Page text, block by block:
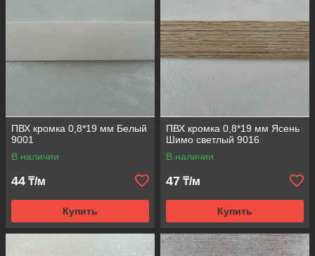
ПВХ кромка 0,8*19 мм Белый
9001
В наличии
44 ₸/м
Купить
ПВХ кромка 0,8*19 мм Ясень
Шимо светлый 9016
В наличии
47 ₸/м
Купить